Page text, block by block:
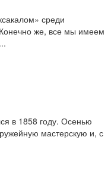
среди
же, все мы имеем
в 1858 году. Осенью
мастерскую и, с